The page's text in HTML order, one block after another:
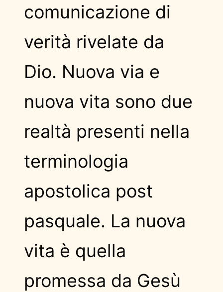
comunicazione di
verità rivelate da
Dio. Nuova via e
nuova vita sono due
realtà presenti nella
terminologia
apostolica post
pasquale. La nuova
vita è quella
promessa da Gesù